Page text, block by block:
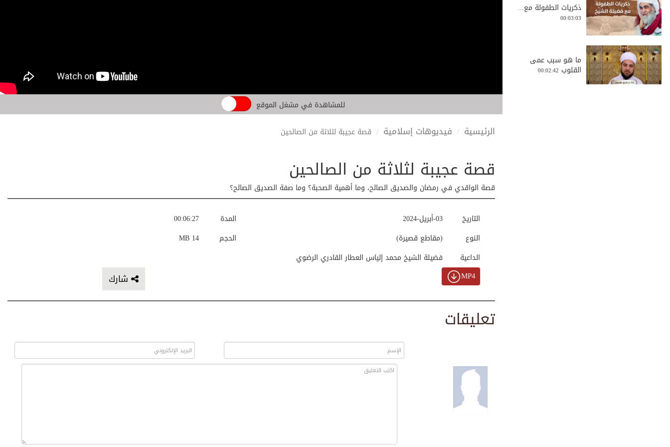
للمشاهدة في مشغل الموقع
الرئيسية فيديوهات إسلامية قصة عجيبة لثلاثة من الصالحين
قصة عجيبة لثلاثة من الصالحين
قصة الواقدي في رمضان والصديق الصالح، وما أهمية الصحبة؟ وما صفة الصديق الصالح؟
00:06:27
المدة
14 MB
الحجم
03-أبريل-2024
التاريخ
(مقاطع قصيرة)
النوع
فضيلة الشيخ محمد إلياس العطار القادري الرضوي
الداعية
شارك MP4
تعليقات
ذكريات الطفولة مع...
00:03:03
ما هو سبب عمى
القلوب 00:02:42